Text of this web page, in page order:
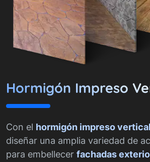
Hormigón Impreso
Con el hormigón impreso vertical
diseñar una amplia variedad de
para embellecer fachadas